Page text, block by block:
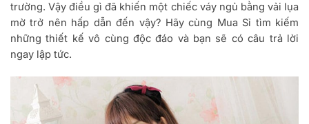
trường. Vậy điều gì đã khiến một chiếc váy ngủ bằng vải lụa
mờ trở nên hấp dẫn đến vậy? Hãy cùng Mua Sỉ tìm kiếm
những thiết kế vô cùng độc đáo và bạn sẽ có câu trả lời
ngay lập tức.